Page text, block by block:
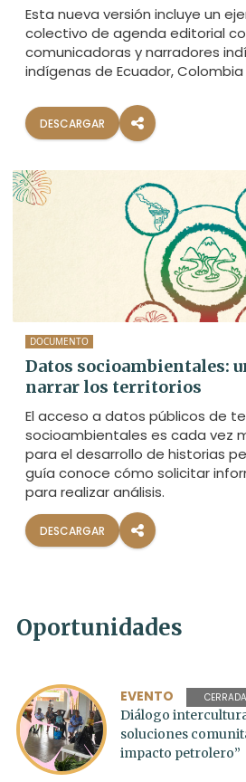
Esta nueva versión incluye un
colectivo de agenda editorial
comunicadoras y narradores
indígenas de Ecuador, Colombia
DESCARGAR
DOCUMENTO
Datos socioambientales:
narrar los territorios
El acceso a datos públicos de
socioambientales es cada vez
para el desarrollo de historias
guía conoce cómo solicitar
para realizar análisis.
DESCARGAR
Oportunidades
EVENTO CERRADA
Diálogo
soluciones
impacto petrolero”